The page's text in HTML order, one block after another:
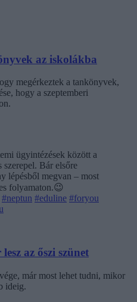
az iskolákba
megérkeztek a tankönyvek,
hogy a szeptemberi
ügyintézések között a
Bár elsőre
lépésből megvan – most
folyamaton.😉
#neptun #eduline #foryou
az őszi szünet
már most lehet tudni, mikor
ideig.